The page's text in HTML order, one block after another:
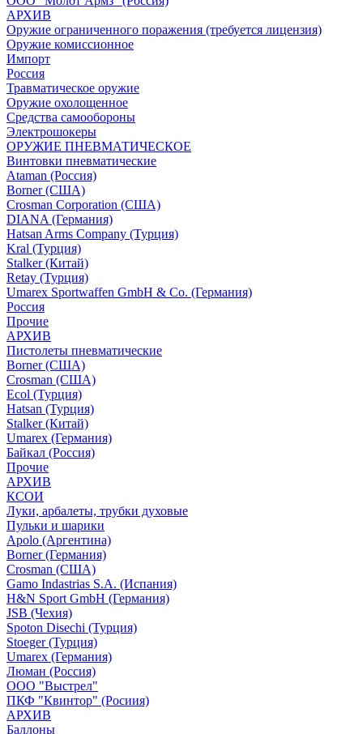
АРХИВ
Оружие ограниченного поражения (требуется лицензия)
Оружие комиссионное
Импорт
Россия
Травматическое оружие
Оружие охолощенное
Средства самообороны
Электрошокеры
ОРУЖИЕ ПНЕВМАТИЧЕСКОЕ
Винтовки пневматические
Ataman (Россия)
Borner (США)
Crosman Corporation (США)
DIANA (Германия)
Hatsan Arms Company (Турция)
Kral (Турция)
Stalker (Китай)
Retay (Турция)
Umarex Sportwaffen GmbH & Co. (Германия)
Россия
Прочие
АРХИВ
Пистолеты пневматические
Borner (США)
Crosman (США)
Ecol (Турция)
Hatsan (Турция)
Stalker (Китай)
Umarex (Германия)
Байкал (Россия)
Прочие
АРХИВ
КСОИ
Луки, арбалеты, трубки духовые
Пульки и шарики
Apolo (Аргентина)
Borner (Германия)
Crosman (США)
Gamo Indastrias S.A. (Испания)
H&N Sport GmbH (Германия)
JSB (Чехия)
Spoton Disechi (Турция)
Stoeger (Турция)
Umarex (Германия)
Люман (Россия)
ООО "Выстрел"
ПКФ "Квинтор" (Росиия)
АРХИВ
Баллоны